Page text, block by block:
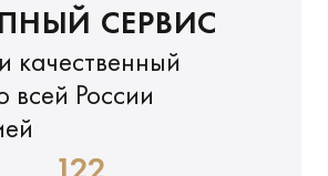
СЕРВИС
качественный
всей России